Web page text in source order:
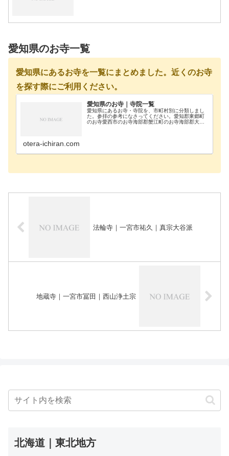
愛知県のお寺一覧
愛知県にあるお寺を一覧にまとめました。近くのお寺
を探す際にご利用ください。
愛知県のお寺｜寺院一覧
愛知県にあるお寺・寺院を、市町村別に分類しまし
た。参拝の参考になさってください。愛知郡東郷町
のお寺愛西市のお寺海部郡蟹江町のお寺海部郡大治
otera-ichiran.com
法輪寺｜一宮市祐久｜真宗大谷派
地蔵寺｜一宮市冨田｜西山浄土宗
北海道｜東北地方